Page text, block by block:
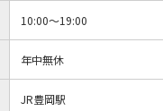
10:00～19:00
年中無休
JR豊岡駅